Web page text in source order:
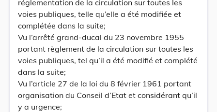
réglementation de la circulation sur toutes les
voies publiques, telle qu’elle a été modifiée et
complétée dans la suite;
Vu l’arrêté grand-ducal du 23 novembre 1955
portant règlement de la circulation sur toutes les
voies publiques, tel qu’il a été modifié et complété
dans la suite;
Vu l’article 27 de la loi du 8 février 1961 portant
organisation du Conseil d’Etat et considérant qu’il
y a urgence;